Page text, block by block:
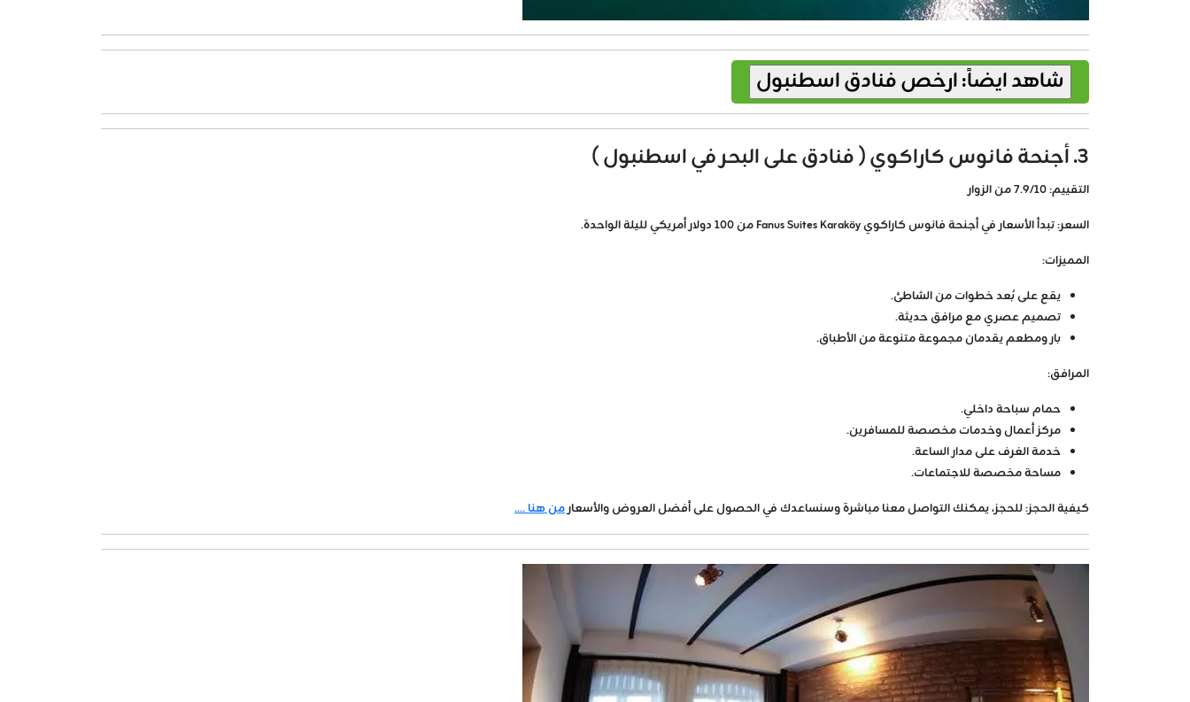
3. أجنحة فانوس كاراكوي ( فنادق على البحر في اسطنبول )
التقييم:
السعر:تبدأ الأسعار في أجنحة فانوس كاراكوي Fanus Suites Karaköy من 100 دولار أمريكي لليلة الواحدة.
المميزات:
يقع على بُعد خطوات من الشاطئ.
تصميم عصري مع مرافق حديثة.
بار ومطعم يقدمان مجموعة متنوعة من الأطباق.
المرافق:
حمام سباحة داخلي.
مركز أعمال وخدمات مخصصة للمسافرين.
خدمة الغرف على مدار الساعة.
مساحة مخصصة للاجتماعات.
كيفية الحجز:للحجز، يمكنك التواصل معنا مباشرة وسنساعدك في الحصول على أفضل العروض والأسعارمن هنا ....